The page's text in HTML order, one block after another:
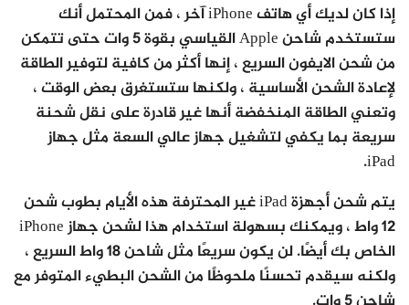
إذا كان لديك أي هاتف iPhone آخر ، فمن المحتمل أنك
ستستخدم شاحن Apple القياسي بقوة 5 وات حتى تتمكن
من شحن الايفون السريع ، إنها أكثر من كافية لتوفير الطاقة
لإعادة الشحن الأساسية ، ولكنها ستستغرق بعض الوقت ،
وتعني الطاقة المنخفضة أنها غير قادرة على نقل شحنة
سريعة بما يكفي لتشغيل جهاز عالي السعة مثل جهاز
iPad.
يتم شحن أجهزة iPad غير المحترفة هذه الأيام بطوب شحن
12 واط ، ويمكنك بسهولة استخدام هذا لشحن جهاز iPhone
الخاص بك أيضًا. لن يكون سريعًا مثل شاحن 18 واط السريع ،
ولكنه سيقدم تحسنًا ملحوظًا من الشحن البطيء المتوفر مع